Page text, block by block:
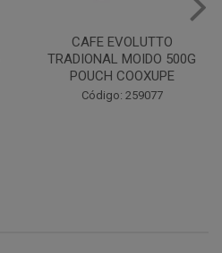
CAFE EVOLUTTO
TRADIONAL MOIDO 500G
POUCH COOXUPE
Código: 259077